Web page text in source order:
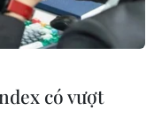
có vượt